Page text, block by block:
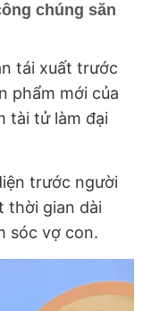
chúng săn
tái xuất trước
phẩm mới của
tài tử làm đại
trước người
thời gian dài
sóc vợ con.